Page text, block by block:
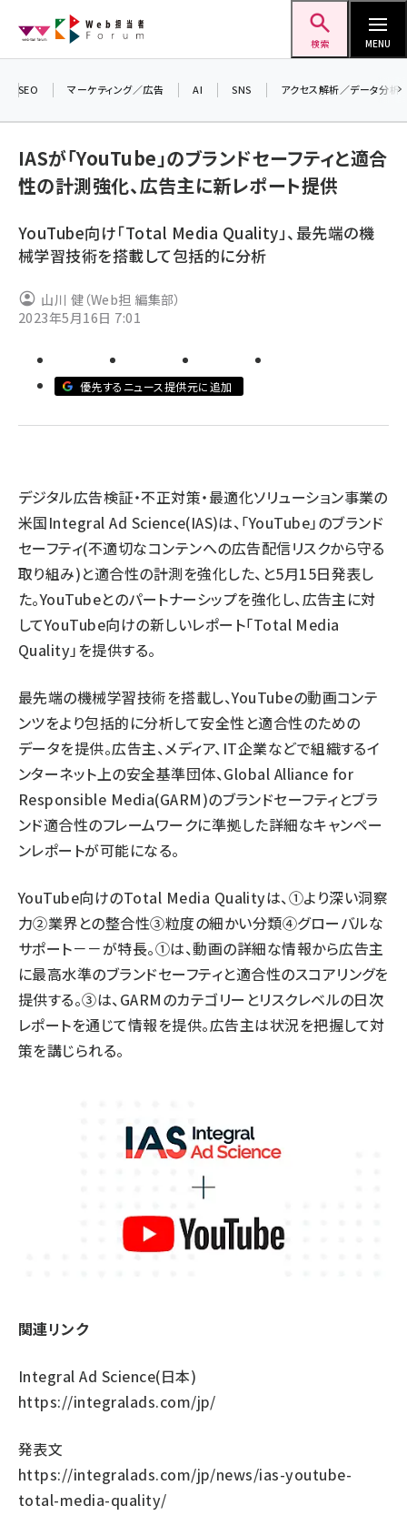
ン
検索 MENU
ai (2818)
note (2320)
z世代 (1629)
SEO マーケティング／広告 AI SNS アクセス解析／データ分析
IASが「YouTube」のブランドセーフティと適合
性の計測強化、広告主に新レポート提供
YouTube向け「Total Media Quality」、最先端の機
械学習技術を搭載して包括的に分析
山川 健（Web担 編集部）
2023年5月16日 7:01
優先するニュース提供元に追加
デジタル広告検証・不正対策・最適化ソリューション事業の
米国Integral Ad Science(IAS)は、「YouTube」のブランド
セーフティ(不適切なコンテンへの広告配信リスクから守る
取り組み)と適合性の計測を強化した、と5月15日発表し
た。YouTubeとのパートナーシップを強化し、広告主に対
してYouTube向けの新しいレポート「Total Media
Quality」を提供する。
最先端の機械学習技術を搭載し、YouTubeの動画コンテ
ンツをより包括的に分析して安全性と適合性のための
データを提供。広告主、メディア、IT企業などで組織するイ
ンターネット上の安全基準団体、Global Alliance for
Responsible Media(GARM)のブランドセーフティとブラ
ンド適合性のフレームワークに準拠した詳細なキャンペー
ンレポートが可能になる。
YouTube向けのTotal Media Qualityは、①より深い洞察
力②業界との整合性③粒度の細かい分類④グローバルな
サポート－－が特長。①は、動画の詳細な情報から広告主
に最高水準のブランドセーフティと適合性のスコアリングを
提供する。③は、GARMのカテゴリーとリスクレベルの日次
レポートを通じて情報を提供。広告主は状況を把握して対
策を講じられる。
関連リンク
Integral Ad Science(日本)
https://integralads.com/jp/
発表文
https://integralads.com/jp/news/ias-youtube-
total-media-quality/
る